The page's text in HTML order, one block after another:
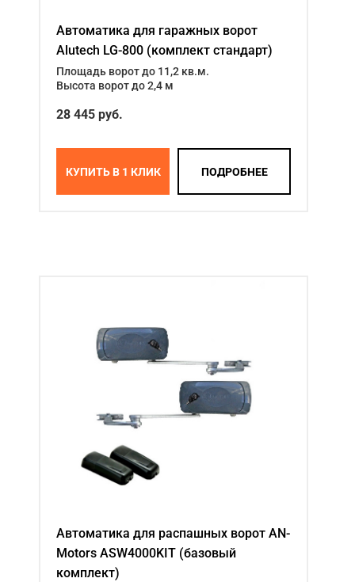
Автоматика для гаражных ворот
Alutech LG-800 (комплект стандарт)
Площадь ворот до 11,2 кв.м.
Высота ворот до 2,4 м
28 445 руб.
КУПИТЬ В 1 КЛИК ПОДРОБНЕЕ
Автоматика для распашных ворот AN-
Motors ASW4000KIT (базовый
комплект)